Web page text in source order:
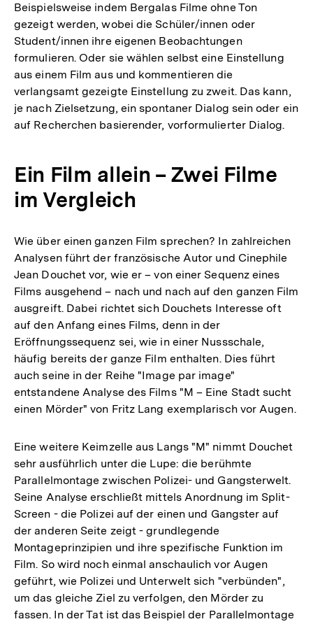
Beispielsweise indem Bergalas Filme ohne Ton
gezeigt werden, wobei die Schüler/innen oder
Student/innen ihre eigenen Beobachtungen
formulieren. Oder sie wählen selbst eine Einstellung
aus einem Film aus und kommentieren die
verlangsamt gezeigte Einstellung zu zweit. Das kann,
je nach Zielsetzung, ein spontaner Dialog sein oder ein
auf Recherchen basierender, vorformulierter Dialog.
Ein Film allein – Zwei Filme
im Vergleich
Wie über einen ganzen Film sprechen? In zahlreichen
Analysen führt der französische Autor und Cinephile
Jean Douchet vor, wie er – von einer Sequenz eines
Films ausgehend – nach und nach auf den ganzen Film
ausgreift. Dabei richtet sich Douchets Interesse oft
auf den Anfang eines Films, denn in der
Eröffnungssequenz sei, wie in einer Nussschale,
häufig bereits der ganze Film enthalten. Dies führt
auch seine in der Reihe "Image par image"
entstandene Analyse des Films "M – Eine Stadt sucht
einen Mörder" von Fritz Lang exemplarisch vor Augen.
Eine weitere Keimzelle aus Langs "M" nimmt Douchet
sehr ausführlich unter die Lupe: die berühmte
Parallelmontage zwischen Polizei- und Gangsterwelt.
Seine Analyse erschließt mittels Anordnung im Split-
Screen - die Polizei auf der einen und Gangster auf
der anderen Seite zeigt - grundlegende
Montageprinzipien und ihre spezifische Funktion im
Film. So wird noch einmal anschaulich vor Augen
geführt, wie Polizei und Unterwelt sich "verbünden",
um das gleiche Ziel zu verfolgen, den Mörder zu
fassen. In der Tat ist das Beispiel der Parallelmontage